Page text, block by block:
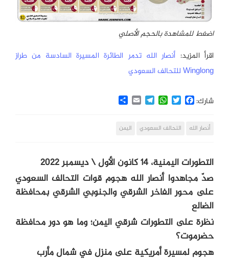
اضغط للمشاهدة بالحجم الأصلي
اقرأ المزيد: أنصار الله تدمر الطائرة المسيرة السادسة من طراز
Winglong للتحالف السعودي
شارك: Facebook
Twitter
WhatsApp
Telegram
Email
Share
أنصار الله التحالف السعودي اليمن
التطورات اليمنية، 14 كانون الأول \ ديسمبر 2022
صدّ مجاهدوا أنصار الله هجوم قوات التحالف السعودي
على محور الفاخر الشرقي والجنوبي الشرقي بمحافظة
الضالع
نظرة على التطورات شرقي اليمن؛ وما هو دور محافظة
حضرموت؟
هجوم لمسيرة أمريكية على منزل في شمال مأرب